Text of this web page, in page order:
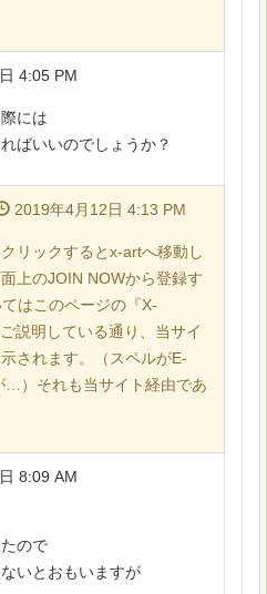
4:05 PM
には
ばいいのでしょうか？
2019年4月12日 4:13 PM
リックするとx-artへ移動し
上のJOIN NOWから登録す
はこのページの『X-
説明している通り、当サイ
されます。（スペルがE-
…）それも当サイト経由であ
8:09 AM
ので
いとおもいますが